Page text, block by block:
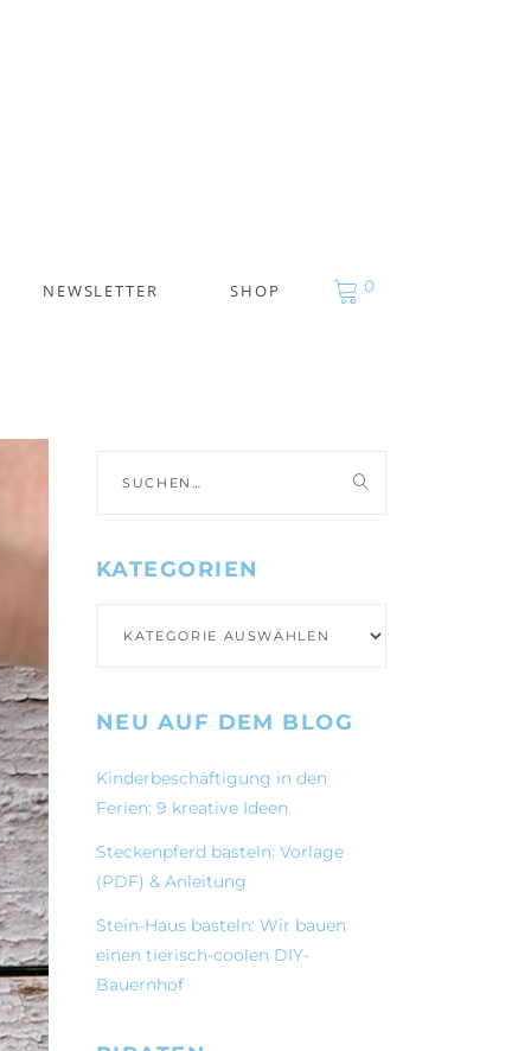
NEWSLETTER SHOP 0
nach:
KATEGORIEN
NEU AUF DEM BLOG
Kinderbeschäftigung in den
Ferien: 9 kreative Ideen
Steckenpferd basteln: Vorlage
(PDF) & Anleitung
Stein-Haus basteln: Wir bauen
einen tierisch-coolen DIY-
Bauernhof